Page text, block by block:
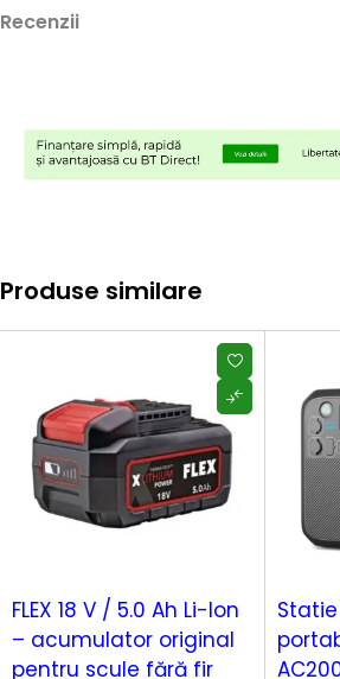
Recenzii
Produse similare
FLEX 18 V / 5.0 Ah Li-Ion
– acumulator original
pentru scule fără fir